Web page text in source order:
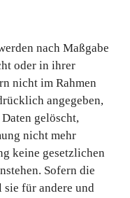
nach Maßgabe
oder in ihrer
nicht im Rahmen
angegeben,
gelöscht,
nicht mehr
keine gesetzlichen
Sofern die
für andere und